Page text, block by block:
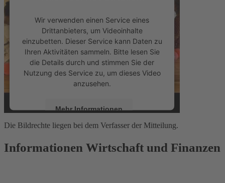
Wir verwenden einen Service eines
Drittanbieters, um Videoinhalte
einzubetten. Dieser Service kann Daten zu
Ihren Aktivitäten sammeln. Bitte lesen Sie
die Details durch und stimmen Sie der
Nutzung des Service zu, um dieses Video
anzusehen.
Mehr Informationen
powered byUsercentrics Consent
Die Bildrechte liegen bei dem Verfasser der Mitteilung.
Informationen Wirtschaft und Finanzen